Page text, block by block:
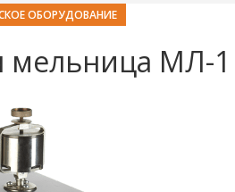
ОБОРУДОВАНИЕ
мельница МЛ-1